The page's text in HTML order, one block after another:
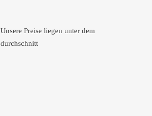
Unsere Preise liegen unter dem
durchschnitt